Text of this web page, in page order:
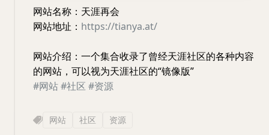
网站名称：天涯再会
网站地址： https://tianya.at/
网站介绍：一个集合收录了曾经天涯社区的各种内容
的网站，可以视为天涯社区的“镜像版”
#网站#社区 #资源
网站 社区 资源